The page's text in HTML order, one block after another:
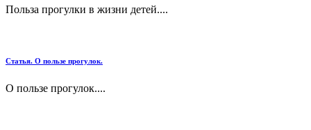
Польза прогулки в жизни детей....
Статья. О пользе прогулок.
О пользе прогулок....